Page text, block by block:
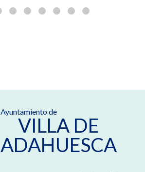
Ayuntamiento de
VILLA DE
ADAHUESCA